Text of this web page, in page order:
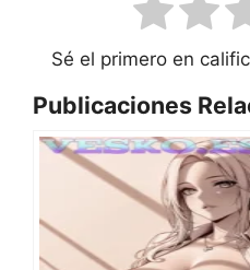
Sé el primero en
Publicaciones